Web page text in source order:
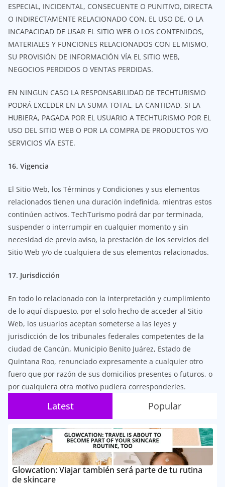
ESPECIAL, INCIDENTAL, CONSECUENTE O PUNITIVO, DIRECTA
O INDIRECTAMENTE RELACIONADO CON, EL USO DE, O LA
INCAPACIDAD DE USAR EL SITIO WEB O LOS CONTENIDOS,
MATERIALES Y FUNCIONES RELACIONADOS CON EL MISMO,
SU PROVISIÓN DE INFORMACIÓN VÍA EL SITIO WEB,
NEGOCIOS PERDIDOS O VENTAS PERDIDAS.
EN NINGUN CASO LA RESPONSABILIDAD DE TECHTURISMO
PODRÁ EXCEDER EN LA SUMA TOTAL, LA CANTIDAD, SI LA
HUBIERA, PAGADA POR EL USUARIO A TECHTURISMO POR EL
USO DEL SITIO WEB O POR LA COMPRA DE PRODUCTOS Y/O
SERVICIOS VÍA ESTE.
16. Vigencia
El Sitio Web, los Términos y Condiciones y sus elementos
relacionados tienen una duración indefinida, mientras estos
continúen activos. TechTurismo podrá dar por terminada,
suspender o interrumpir en cualquier momento y sin
necesidad de previo aviso, la prestación de los servicios del
Sitio Web y/o de cualquiera de sus elementos relacionados.
17. Jurisdicción
En todo lo relacionado con la interpretación y cumplimiento
de lo aquí dispuesto, por el solo hecho de acceder al Sitio
Web, los usuarios aceptan someterse a las leyes y
jurisdicción de los tribunales federales competentes de la
ciudad de Cancún, Municipio Benito Juárez, Estado de
Quintana Roo, renunciado expresamente a cualquier otro
fuero que por razón de sus domicilios presentes o futuros, o
por cualquiera otra motivo pudiera corresponderles.
Latest Popular
Glowcation: Viajar también será parte de tu rutina
de skincare